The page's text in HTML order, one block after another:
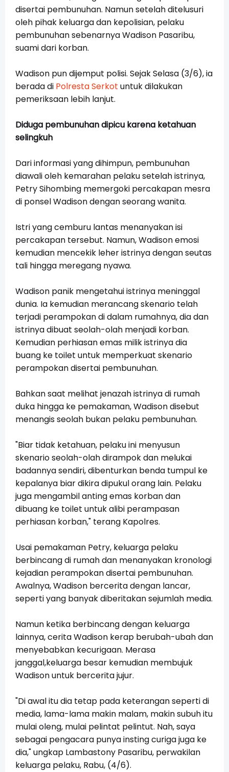
disertai pembunuhan. Namun setelah ditelusuri
oleh pihak keluarga dan kepolisian, pelaku
pembunuhan sebenarnya Wadison Pasaribu,
suami dari korban.
Wadison pun dijemput polisi. Sejak Selasa (3/6), ia
berada di Polresta Serkot untuk dilakukan
pemeriksaan lebih lanjut.
Diduga pembunuhan dipicu karena ketahuan
selingkuh
Dari informasi yang dihimpun, pembunuhan
diawali oleh kemarahan pelaku setelah istrinya,
Petry Sihombing memergoki percakapan mesra
di ponsel Wadison dengan seorang wanita.
Istri yang cemburu lantas menanyakan isi
percakapan tersebut. Namun, Wadison emosi
kemudian mencekik leher istrinya dengan seutas
tali hingga meregang nyawa.
Wadison panik mengetahui istrinya meninggal
dunia. Ia kemudian merancang skenario telah
terjadi perampokan di dalam rumahnya, dia dan
istrinya dibuat seolah-olah menjadi korban.
Kemudian perhiasan emas milik istrinya dia
buang ke toilet untuk memperkuat skenario
perampokan disertai pembunuhan.
Bahkan saat melihat jenazah istrinya di rumah
duka hingga ke pemakaman, Wadison disebut
menangis seolah bukan pelaku pembunuhan.
"Biar tidak ketahuan, pelaku ini menyusun
skenario seolah-olah dirampok dan melukai
badannya sendiri, dibenturkan benda tumpul ke
kepalanya biar dikira dipukul orang lain. Pelaku
juga mengambil anting emas korban dan
dibuang ke toilet untuk alibi perampasan
perhiasan korban," terang Kapolres.
Usai pemakaman Petry, keluarga pelaku
berbincang di rumah dan menanyakan kronologi
kejadian perampokan disertai pembunuhan.
Awalnya, Wadison bercerita dengan lancar,
seperti yang banyak diberitakan sejumlah media.
Namun ketika berbincang dengan keluarga
lainnya, cerita Wadison kerap berubah-ubah dan
menyebabkan kecurigaan. Merasa
janggal,keluarga besar kemudian membujuk
Wadison untuk bercerita jujur.
"Di awal itu dia tetap pada keterangan seperti di
media, lama-lama makin malam, makin subuh itu
mulai oleng, mulai pelintat pelintut. Nah, saya
sebagai pengacara punya insting curiga juga ke
dia," ungkap Lambastony Pasaribu, perwakilan
keluarga pelaku, Rabu, (4/6).